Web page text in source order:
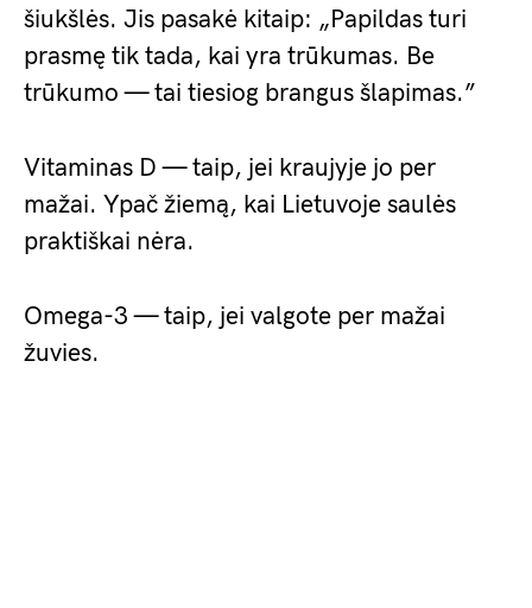
šiukšlės. Jis pasakė kitaip: „Papildas turi
prasmę tik tada, kai yra trūkumas. Be
trūkumo — tai tiesiog brangus šlapimas.”
Vitaminas D — taip, jei kraujyje jo per
mažai. Ypač žiemą, kai Lietuvoje saulės
praktiškai nėra.
Omega-3 — taip, jei valgote per mažai
žuvies.